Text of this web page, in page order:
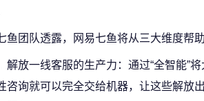
鱼团队透露，网易七鱼将从三大维度帮
解放一线客服的生产力：通过“全智能”
咨询就可以完全交给机器，让这些解放